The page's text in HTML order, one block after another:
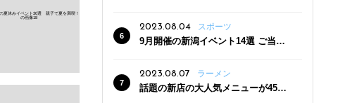
2023.08.04
スポーツ
9月開催の新潟イベント14選 ご当地
2023.08.07 ラーメン
話題の新店の大人気メニューが450